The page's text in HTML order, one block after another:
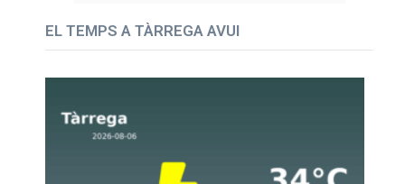
EL TEMPS A TÀRREGA AVUI